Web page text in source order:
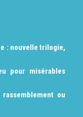
: nouvelle trilogie,
pour misérables
ou